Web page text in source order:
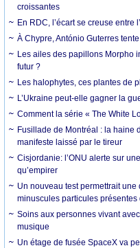
croissantes
En RDC, l’écart se creuse entre
À Chypre, António Guterres
Les ailes des papillons Morpho
futur ?
Les halophytes, ces plantes de
L’Ukraine peut-elle gagner la
Comment la série « The White
Fusillade de Montréal : la haine
manifeste laissé par le tireur
Cisjordanie: l’ONU alerte sur
qu’empirer
Un nouveau test permettrait
minuscules particules
Soins aux personnes vivant
musique
Un étage de fusée SpaceX va